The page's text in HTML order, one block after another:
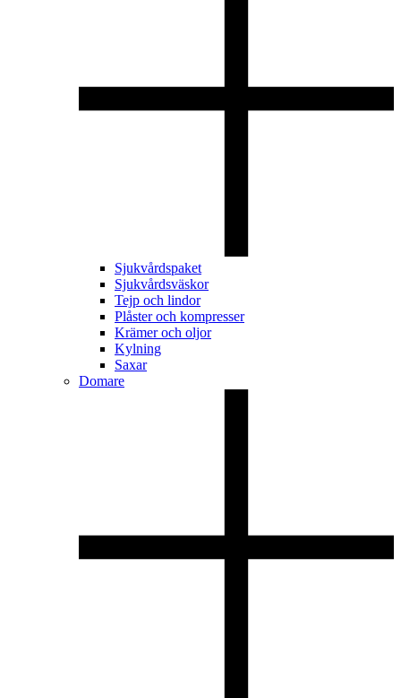
Sjukvårdspaket
Sjukvårdsväskor
Tejp och lindor
Plåster och kompresser
Krämer och oljor
Kylning
Saxar
Domare